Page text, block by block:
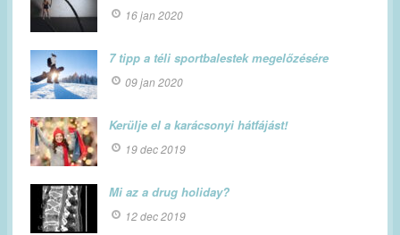
16 jan 2020
7 tipp a téli sportbalestek megelőzésére
09 jan 2020
Kerülje el a karácsonyi hátfájást!
19 dec 2019
Mi az a drug holiday?
12 dec 2019